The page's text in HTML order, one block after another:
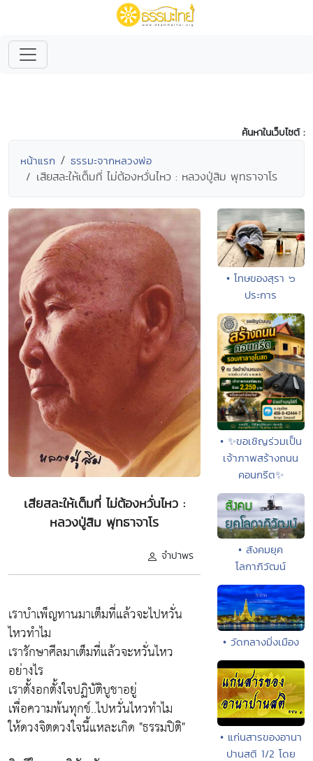
ค้นหาในเว็บไซต์ :
หน้าแรก ธรรมะจากหลวงพ่อ
เสียสละให้เต็มที่ ไม่ต้องหวั่นไหว : หลวงปู่สิม พุทธาจาโร
เสียสละให้เต็มที่ ไม่ต้องหวั่นไหว :
หลวงปู่สิม พุทธาจาโร
จำปาพร
เราบำเพ็ญทานมาเต็มที่แล้วจะไปหวั่น
ไหวทำไม
เรารักษาศีลมาเต็มที่แล้วจะหวั่นไหว
อย่างไร
เราตั้งอกตั้งใจปฏิบัติบูชาอยู่
เพื่อความพ้นทุกข์..ไปหวั่นไหวทำไม
ให้ดวงจิตดวงใจนี้แหละเกิด "ธรรมปิติ"
• โทษของสุรา ๖
ประการ
• ✨ขอเชิญร่วมเป็น
เจ้าภาพสร้างถนน
คอนกรีต✨
• สังคมยุค
โลกาภิวัฒน์
• วัดกลางมิ่งเมือง
• แก่นสารของอานา
ปานสติ 1/2 โดย